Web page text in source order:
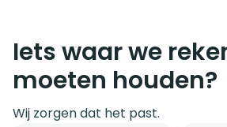
Iets waar we
moeten houden?
Wij zorgen dat het past.